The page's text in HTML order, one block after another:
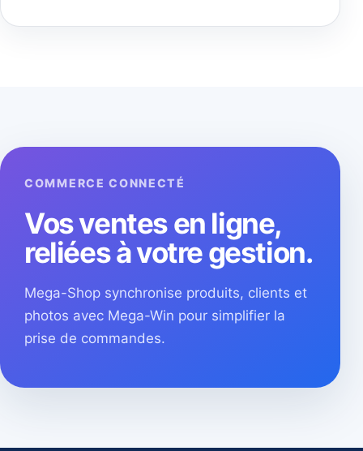
COMMERCE CONNECTÉ
Vos ventes en ligne,
reliées à votre gestion.
Mega-Shop synchronise produits, clients et
photos avec Mega-Win pour simplifier la
prise de commandes.